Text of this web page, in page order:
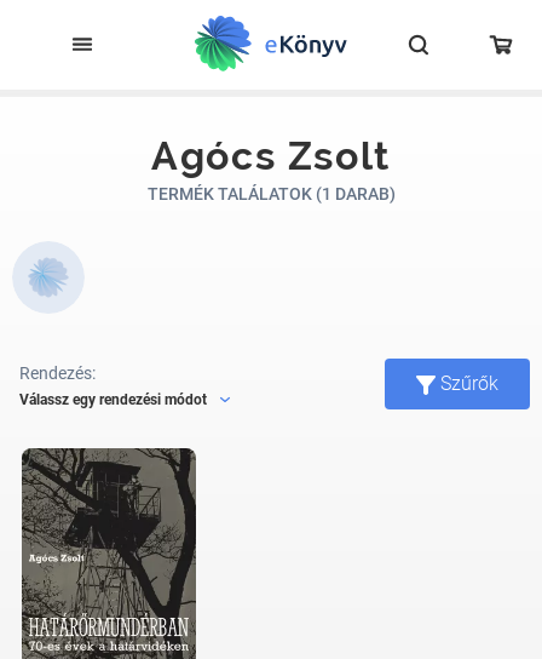
Agócs Zsolt
TERMÉK TALÁLATOK (1 DARAB)
Rendezés:
Válassz egy rendezési módot
Szűrők